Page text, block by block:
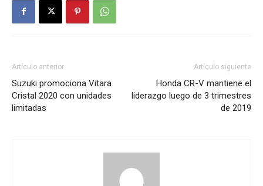
Artículo anterior
Suzuki promociona Vitara
Cristal 2020 con unidades
limitadas
Artículo siguiente
Honda CR-V mantiene el
liderazgo luego de 3 trimestres
de 2019